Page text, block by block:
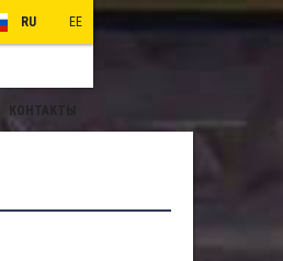
RU EE
КОНТАКТЫ